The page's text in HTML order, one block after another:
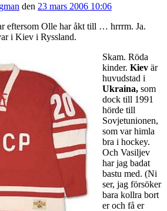
den 23 mars 2006 10:06
eftersom Olle har åkt till … hrrrm. Ja.
i Kiev i Ryssland.
Skam. Röda
kinder. Kiev är
huvudstad i
Ukraina, som
dock till 1991
hörde till
Sovjetunionen,
som var himla
bra i hockey.
Och Vasiljev
har jag badat
bastu med. (Ni
ser, jag försöker
bara kollra bort
er och få er